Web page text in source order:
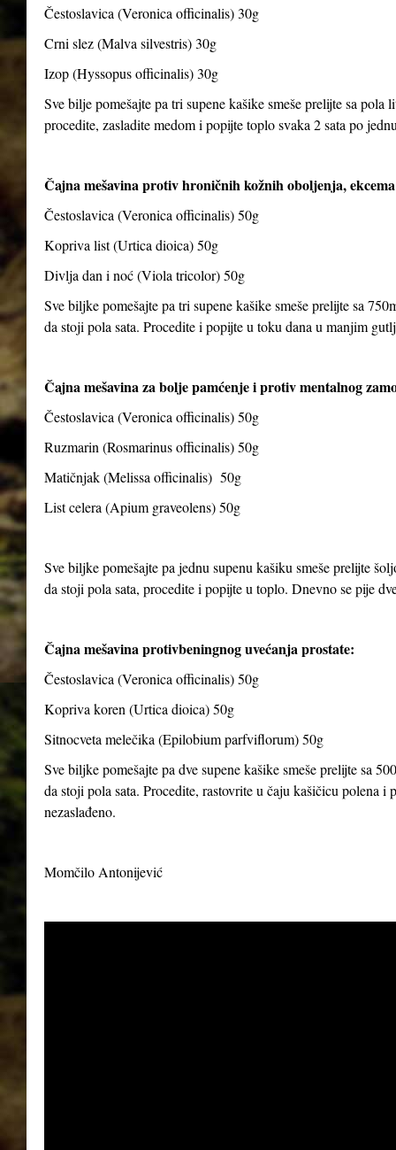
Čestoslavica (Veronica officinalis) 30g
Crni slez (Malva silvestris) 30g
Izop (Hyssopus officinalis) 30g
Sve bilje pomešajte pa tri supene kašike smeše prelijte sa
procedite, zasladite medom i popijte toplo svaka 2 sata po
Čajna mešavina protiv hroničnih kožnih oboljenja,
Čestoslavica (Veronica officinalis) 50g
Kopriva list (Urtica dioica) 50g
Divlja dan i noć (Viola tricolor) 50g
Sve biljke pomešajte pa tri supene kašike smeše prelijte sa
da stoji pola sata. Procedite i popijte u toku dana u manjim
Čajna mešavina za bolje pamćenje i protiv mentalnog
Čestoslavica (Veronica officinalis) 50g
Ruzmarin (Rosmarinus officinalis) 50g
Matičnjak (Melissa officinalis) 50g
List celera (Apium graveolens) 50g
Sve biljke pomešajte pa jednu supenu kašiku smeše prelijte
da stoji pola sata, procedite i popijte u toplo. Dnevno se pije
Čajna mešavina protivbeningnog uvećanja prostate:
Čestoslavica (Veronica officinalis) 50g
Kopriva koren (Urtica dioica) 50g
Sitnocveta melečika (Epilobium parfviflorum) 50g
Sve biljke pomešajte pa dve supene kašike smeše prelijte sa
da stoji pola sata. Procedite, rastovrite u čaju kašičicu polena
nezaslađeno.
Momčilo Antonijević